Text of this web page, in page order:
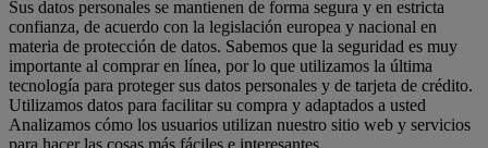
Sus datos personales se mantienen de forma segura y en estricta
confianza, de acuerdo con la legislación europea y nacional en
materia de protección de datos. Sabemos que la seguridad es muy
importante al comprar en línea, por lo que utilizamos la última
tecnología para proteger sus datos personales y de tarjeta de crédito.
Utilizamos datos para facilitar su compra y adaptados a usted
Analizamos cómo los usuarios utilizan nuestro sitio web y servicios